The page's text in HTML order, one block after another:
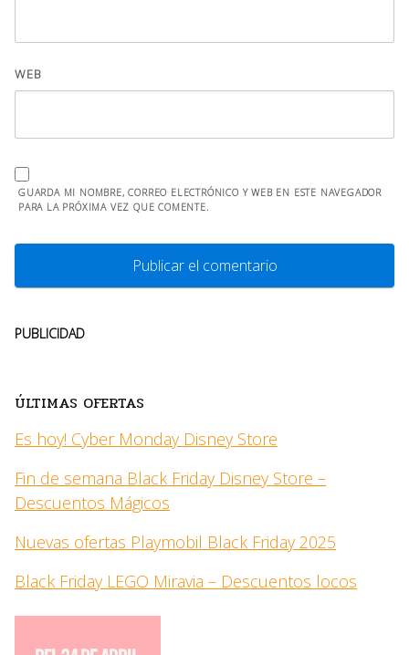
WEB
GUARDA MI NOMBRE, CORREO ELECTRÓNICO Y WEB EN ESTE NAVEGADOR
PARA LA PRÓXIMA VEZ QUE COMENTE.
PUBLICIDAD
ÚLTIMAS OFERTAS
Es hoy! Cyber Monday Disney Store
Fin de semana Black Friday Disney Store –
Descuentos Mágicos
Nuevas ofertas Playmobil Black Friday 2025
Black Friday LEGO Miravia – Descuentos locos